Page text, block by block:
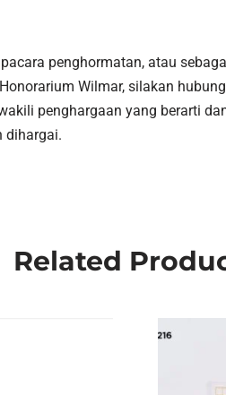
penghormatan, atau
Wilmar, silakan
penghargaan yang berarti
dihargai.
Related